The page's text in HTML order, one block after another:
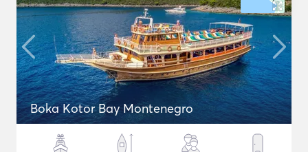
Boka Kotor Bay Montenegro